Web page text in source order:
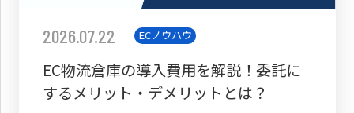
2026.07.22 ECノウハウ
EC物流倉庫の導入費用を解説！委託に
するメリット・デメリットとは？